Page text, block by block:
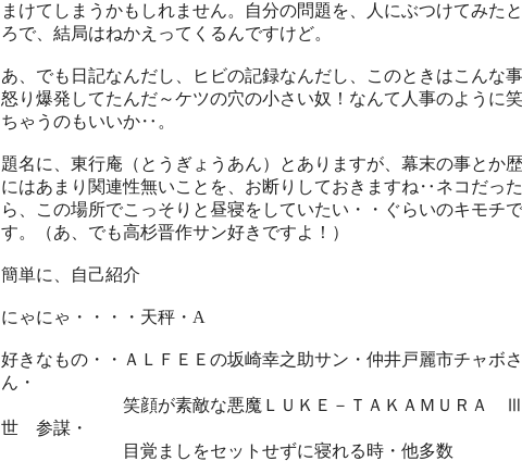
まけてしまうかもしれません。自分の問題を、人にぶつけてみた
ろで、結局はねかえってくるんですけど。
あ、でも日記なんだし、ヒビの記録なんだし、このときはこんな
怒り爆発してたんだ～ケツの穴の小さい奴！なんて人事のように
ちゃうのもいいか‥。
題名に、東行庵（とうぎょうあん）とありますが、幕末の事とか
にはあまり関連性無いことを、お断りしておきますね‥ネコだった
ら、この場所でこっそりと昼寝をしていたい・・ぐらいのキモチで
す。（あ、でも高杉晋作サン好きですよ！）
簡単に、自己紹介
にゃにゃ・・・・天秤・A
好きなもの・・ＡＬＦＥＥの坂崎幸之助サン・仲井戸麗市チャボさ
ん・
笑顔が素敵な悪魔ＬＵＫＥ－ＴＡＫＡＭＵＲＡ Ⅲ
世 参謀・
目覚ましをセットせずに寝れる時・他多数